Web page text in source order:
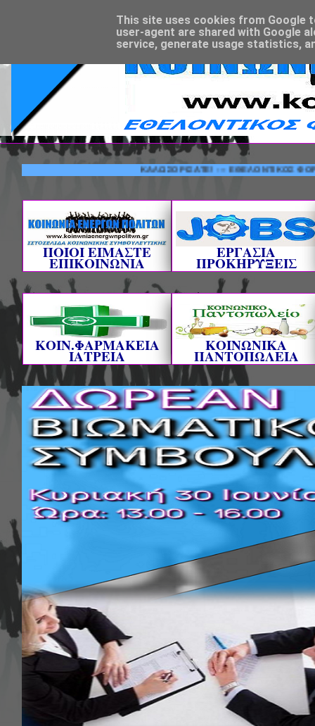
ΚΑΛΩΣΟΡΙΣΑΤΕ! --- ΕΘΕΛΟΝΤΙΚΟΣ ΦΟΡΕΑΣ
ΠΟΙΟΙ ΕΙΜΑΣΤΕ
ΕΠΙΚΟΙΝΩΝΙΑ
ΕΡΓΑΣΙΑ
ΠΡΟΚΗΡΥΞΕΙΣ
ΚΟΙΝ.ΦΑΡΜΑΚΕΙΑ
ΙΑΤΡΕΙΑ
ΚΟΙΝΩΝΙΚΑ
ΠΑΝΤΟΠΩΛΕΙΑ
This site uses cookies from Google
user-agent are shared with Google
service, generate usage statistics,